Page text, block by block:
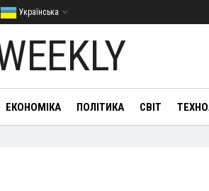
Українська
ЕКОНОМІКА ПОЛІТИКА СВІТ